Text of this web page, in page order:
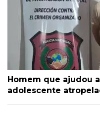
Homem que ajudou
adolescente